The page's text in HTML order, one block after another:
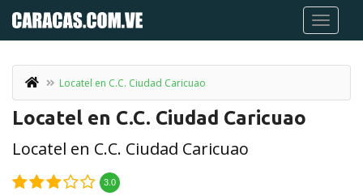
Locatel en C.C. Ciudad Caricuao
Locatel en C.C. Ciudad Caricuao
Locatel en C.C. Ciudad Caricuao
3.0